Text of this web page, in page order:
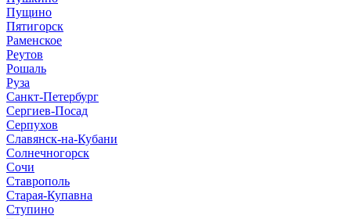
Пущино
Пятигорск
Раменское
Реутов
Рошаль
Руза
Санкт-Петербург
Сергиев-Посад
Серпухов
Славянск-на-Кубани
Солнечногорск
Сочи
Ставрополь
Старая-Купавна
Ступино